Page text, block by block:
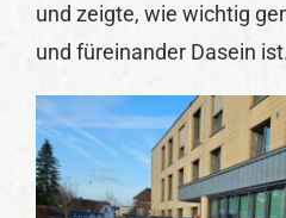
und zeigte, wie wichtig
und füreinander Dasein